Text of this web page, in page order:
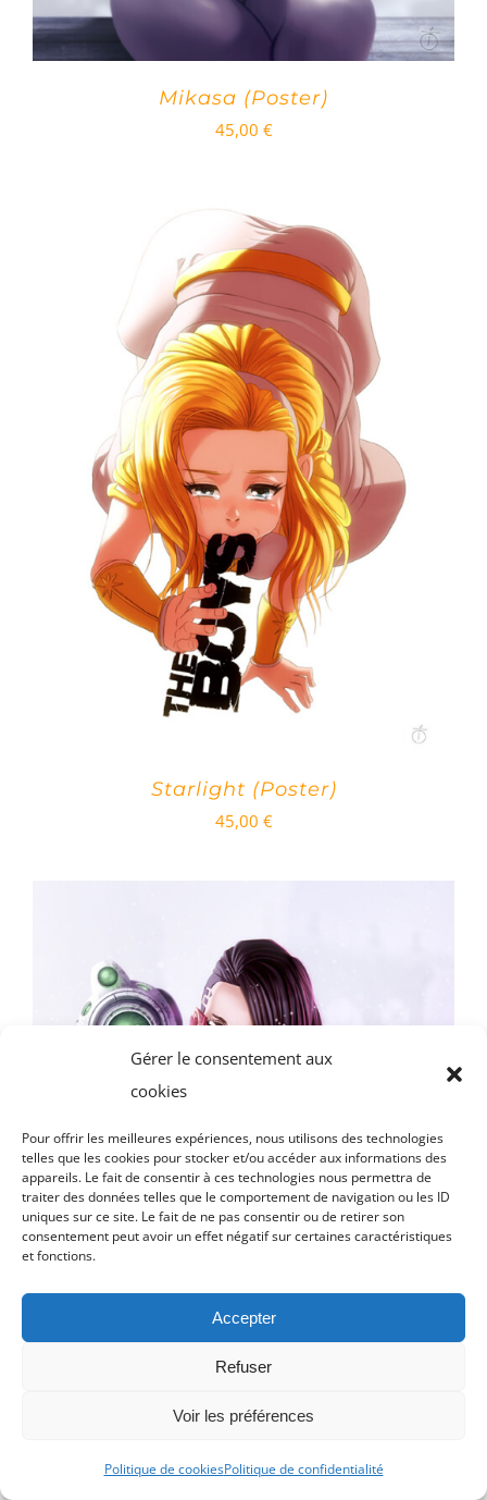
Gérer le consentement aux
cookies
Pour offrir les meilleures expériences, nous utilisons des technologies
telles que les cookies pour stocker et/ou accéder aux informations des
appareils. Le fait de consentir à ces technologies nous permettra de
traiter des données telles que le comportement de navigation ou les ID
uniques sur ce site. Le fait de ne pas consentir ou de retirer son
consentement peut avoir un effet négatif sur certaines caractéristiques
et fonctions.
Accepter
Refuser
Voir les préférences
Politique de cookiesPolitique de confidentialité
Mikasa (Poster)
45,00 €
Starlight (Poster)
45,00 €
Gall.e and Hel (Poster)